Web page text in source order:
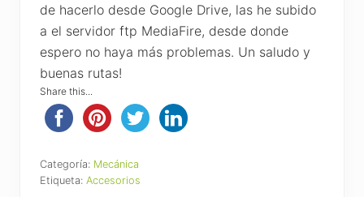
de hacerlo desde Google Drive, las he subido
a el servidor ftp MediaFire, desde donde
espero no haya más problemas. Un saludo y
buenas rutas!
Share this...
Categoría: Mecánica
Etiqueta: Accesorios